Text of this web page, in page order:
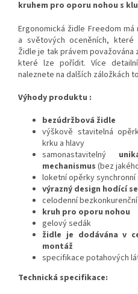
kruhem pro oporu nohou s
Ergonomická židle Freedom
a světových oceněních, které
Židle je tak právem
které lze pořídit. Více
naleznete na dalších záložkách
Výhody produktu :
bezúdržbová židle
výškově stavitelná
krku a hlavy
samonastavitelný
mechanismus (bez
loketní opěrky
výrazný design hodící
celodenní
kruh pro oporu nohou
gelový sedák
židle je dodávána v
montáž
specifikace potahových
Technická specifikace: